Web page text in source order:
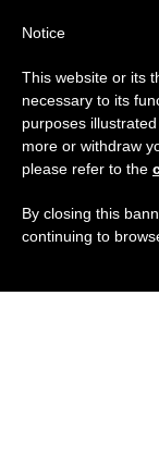
Notice
This website or its
necessary to its
purposes
more or withdraw
please refer to the
By closing this
continuing to